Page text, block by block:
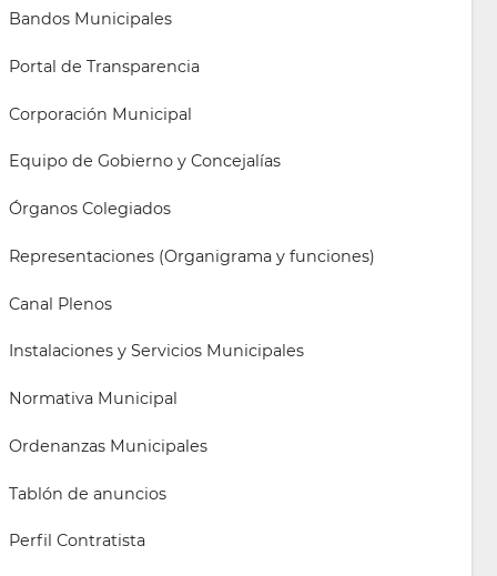
Bandos Municipales
Portal de Transparencia
Corporación Municipal
Equipo de Gobierno y Concejalías
Órganos Colegiados
Representaciones (Organigrama y funciones)
Canal Plenos
Instalaciones y Servicios Municipales
Normativa Municipal
Ordenanzas Municipales
Tablón de anuncios
Perfil Contratista